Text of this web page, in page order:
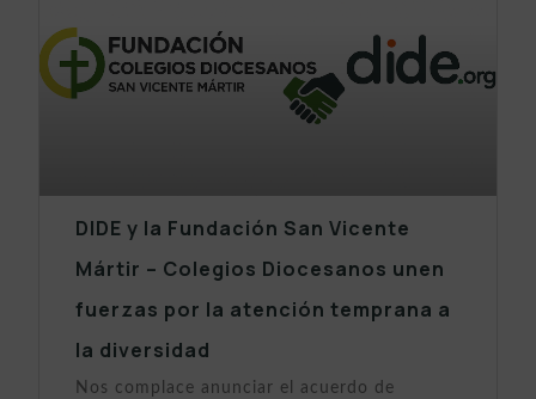
DIDE y la Fundación San Vicente
Mártir – Colegios Diocesanos unen
fuerzas por la atención temprana a
la diversidad
Nos complace anunciar el acuerdo de